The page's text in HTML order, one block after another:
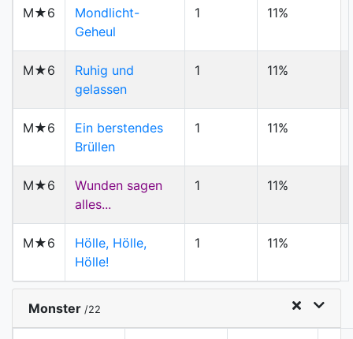
M★6
Mondlicht-
Geheul
1 11%
M★6
Ruhig und
gelassen
1 11%
M★6
Ein berstendes
Brüllen
1 11%
M★6
Wunden sagen
alles...
1 11%
M★6
Hölle, Hölle,
Hölle!
1 11%
Monster /22